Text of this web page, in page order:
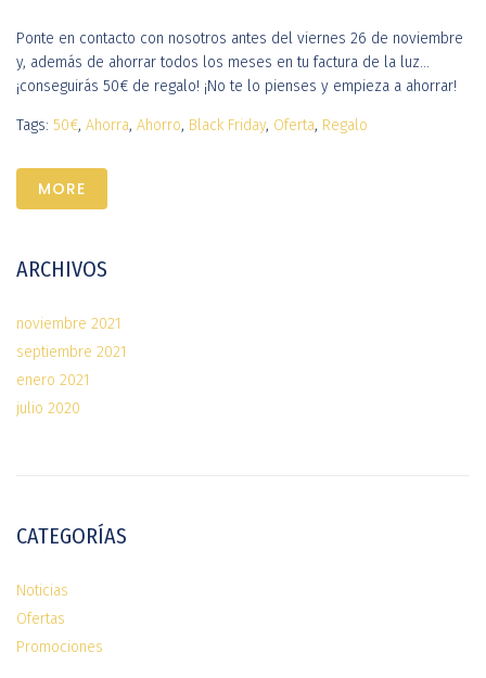
Ponte en contacto con nosotros antes del viernes 26 de noviembre
y, además de ahorrar todos los meses en tu factura de la luz...
¡conseguirás 50€ de regalo! ¡No te lo pienses y empieza a ahorrar!
Tags: 50€, Ahorra, Ahorro, Black Friday, Oferta, Regalo
MORE
ARCHIVOS
noviembre 2021
septiembre 2021
enero 2021
julio 2020
CATEGORÍAS
Noticias
Ofertas
Promociones